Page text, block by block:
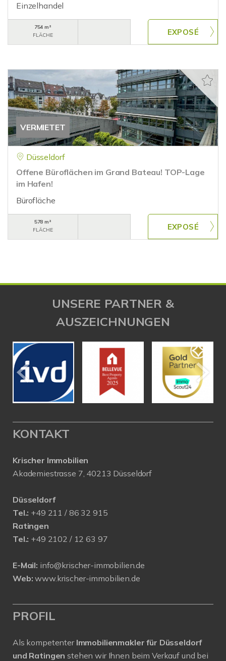
Einzelhandel
754 m²
FLÄCHE
VERMIETET
Düsseldorf
Offene Büroflächen im Grand Bateau! TOP-Lage
im Hafen!
Bürofläche
578 m²
FLÄCHE
UNSERE PARTNER &
AUSZEICHNUNGEN
KONTAKT
Krischer Immobilien
Akademiestrasse 7, 40213 Düsseldorf
Düsseldorf
Tel.: +49 211 / 86 32 915
Ratingen
Tel.: +49 2102 / 12 63 97
E-Mail: info@krischer-immobilien.de
Web: www.krischer-immobilien.de
PROFIL
Als kompetenter Immobilienmakler für Düsseldorf
und Ratingen stehen wir Ihnen beim Verkauf und bei